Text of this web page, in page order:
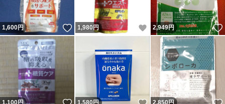
1,600円 いいね！
1,980 円 いいね！
2,949円